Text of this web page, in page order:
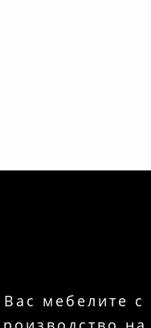
мебелите с